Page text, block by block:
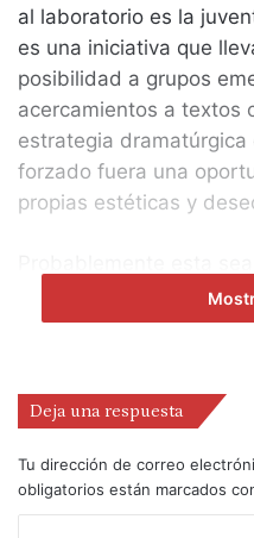
al laboratorio es la
es una iniciativa que
posibilidad a grupos
acercamientos a textos
estrategia
forzado fuera una
propias estéticas y
para hacer de los
aunque en nuestros
podemos asegurar que
actual tan enmarañado
apuntarse a todo
Deja una respuesta
Tu dirección de correo
obligatorios están marcados